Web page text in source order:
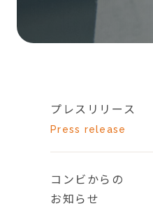
プレスリリース
Press release
コンビからの
お知らせ